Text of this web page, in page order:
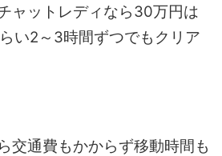
ャットレディなら30万円は
い2～3時間ずつでもクリア
交通費もかからず移動時間も